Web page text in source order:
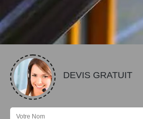
DEVIS GRATUIT